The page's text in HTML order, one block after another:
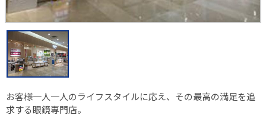
お客様一人一人のライフスタイルに応え、その最高の満足を追
求する眼鏡専門店。